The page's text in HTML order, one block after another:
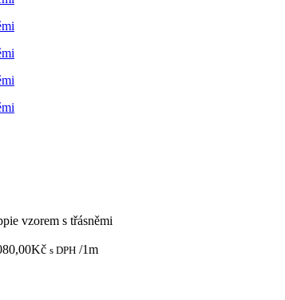
vzorem s třásněmi
Kč s DPH /1m